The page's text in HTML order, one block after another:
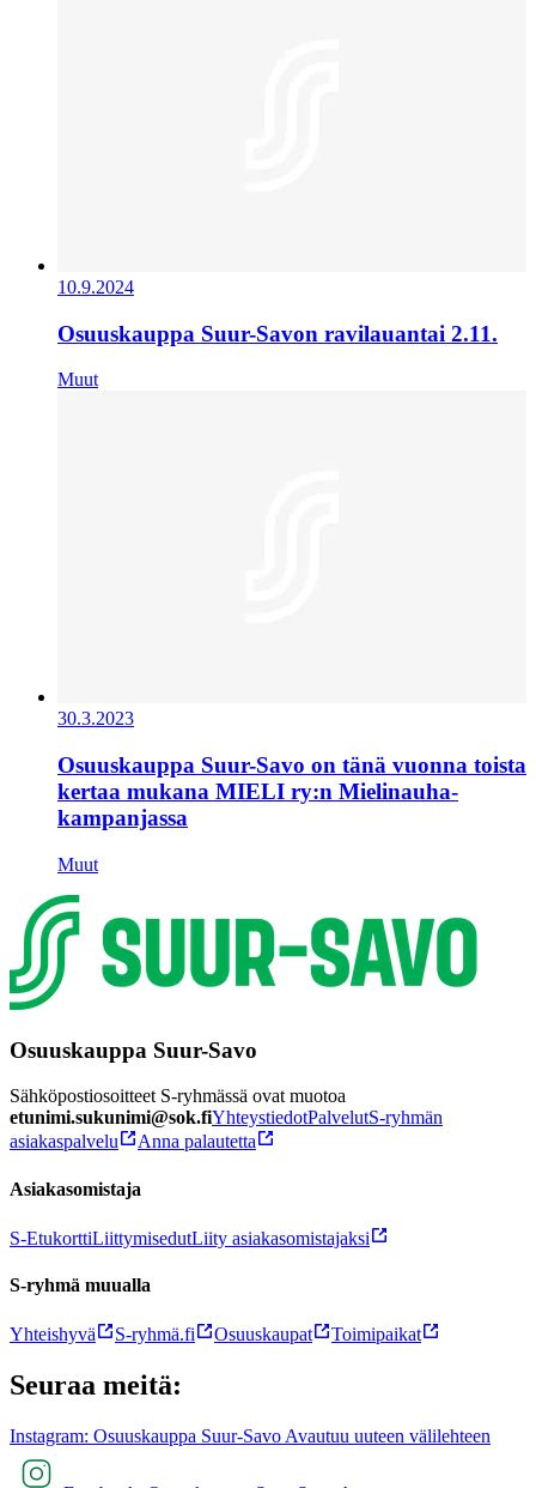
10.9.2024
Osuuskauppa Suur-Savon ravilauantai 2.11.
Muut
30.3.2023
Osuuskauppa Suur-Savo on tänä vuonna toista
kertaa mukana MIELI ry:n Mielinauha-
kampanjassa
Muut
Osuuskauppa Suur-Savo
Sähköpostiosoitteet S-ryhmässä ovat muotoa
etunimi.sukunimi@sok.fiYhteystiedotPalvelutS-ryhmän
asiakaspalvelu
Anna palautetta
Asiakasomistaja
S-EtukorttiLiittymisedutLiity asiakasomistajaksi
S-ryhmä muualla
Yhteishyvä S-ryhmä.fi Osuuskaupat Toimipaikat
Seuraa meitä:
Instagram: Osuuskauppa Suur-Savo Avautuu uuteen välilehteen